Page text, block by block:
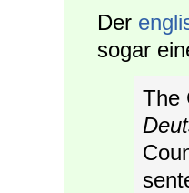
Der
sogar
The